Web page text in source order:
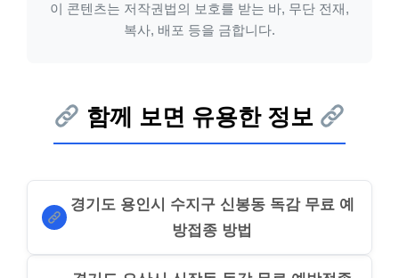
이 콘텐츠는 저작권법의 보호를 받는 바, 무단 전재,
복사, 배포 등을 금합니다.
함께 보면 유용한 정보
경기도 용인시 수지구 신봉동 독감 무료 예
방접종 방법